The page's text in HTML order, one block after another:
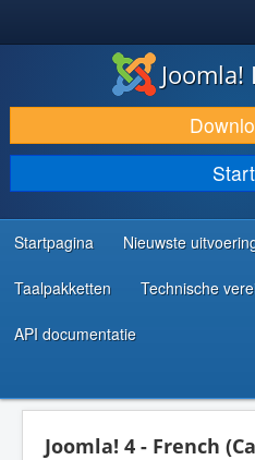
DOWNLOAD & BREID UIT
ONTDEK & LEER
COMMUNITY & ONDERSTEUNING
ONTWIKKELAARSBRONNEN
Start
Startpagina Nieuwste
Taalpakketten Technische
API documentatie
Joomla! 4 - French